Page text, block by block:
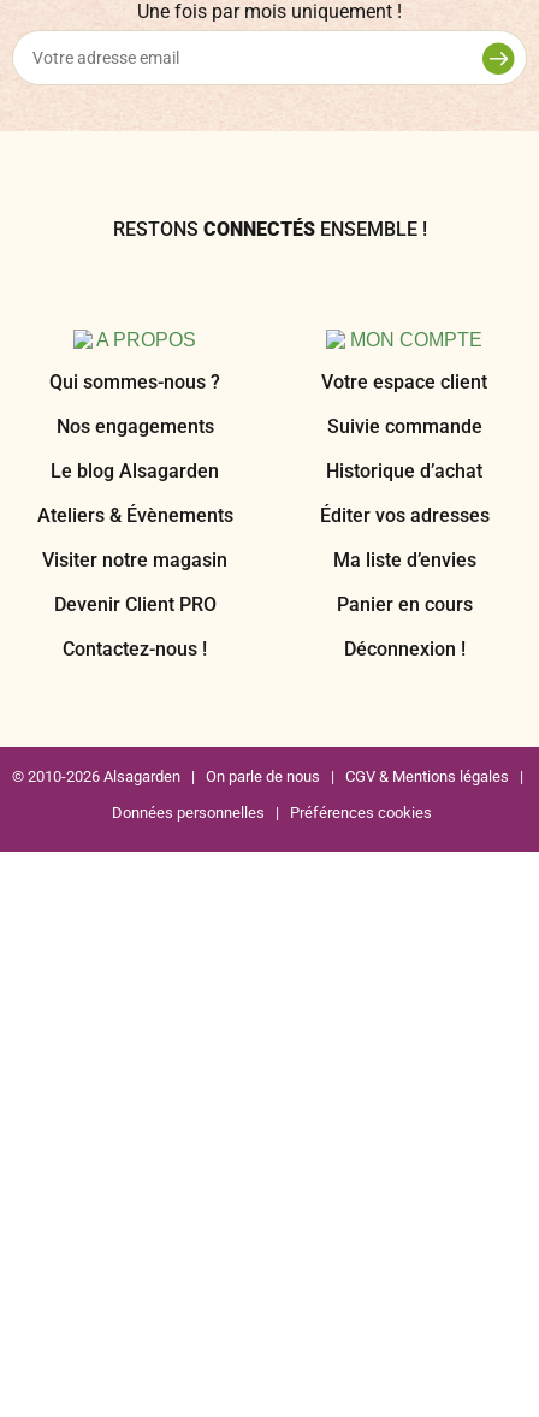
Une fois par mois uniquement !
RESTONS CONNECTÉS ENSEMBLE !
A PROPOS
Qui sommes-nous ?
Nos engagements
Le blog Alsagarden
Ateliers & Évènements
Visiter notre magasin
Devenir Client PRO
Contactez-nous !
MON COMPTE
Votre espace client
Suivie commande
Historique d’achat
Éditer vos adresses
Ma liste d’envies
Panier en cours
Déconnexion !
© 2010-2026 Alsagarden | On parle de nous | CGV & Mentions légales |
Données personnelles | Préférences cookies